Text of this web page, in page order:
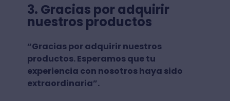
3. Gracias por adquirir
nuestros productos
“Gracias por adquirir nuestros
productos. Esperamos que tu
experiencia con nosotros haya sido
extraordinaria”.